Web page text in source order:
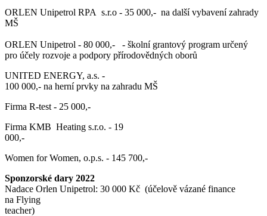
ORLEN Unipetrol RPA s.r.o - 35 000,- na další vybavení zahrady
MŠ
ORLEN Unipetrol - 80 000,- - školní grantový program určený
pro účely rozvoje a podpory přírodovědných oborů
UNITED ENERGY, a.s. -
100 000,- na herní prvky na zahradu MŠ
Firma R-test - 25 000,-
Firma KMB Heating s.r.o. - 19
000,-
Women for Women, o.p.s. - 145 700,-
Sponzorské dary 2022
Nadace Orlen Unipetrol: 30 000 Kč (účelově vázané finance
na Flying
teacher)